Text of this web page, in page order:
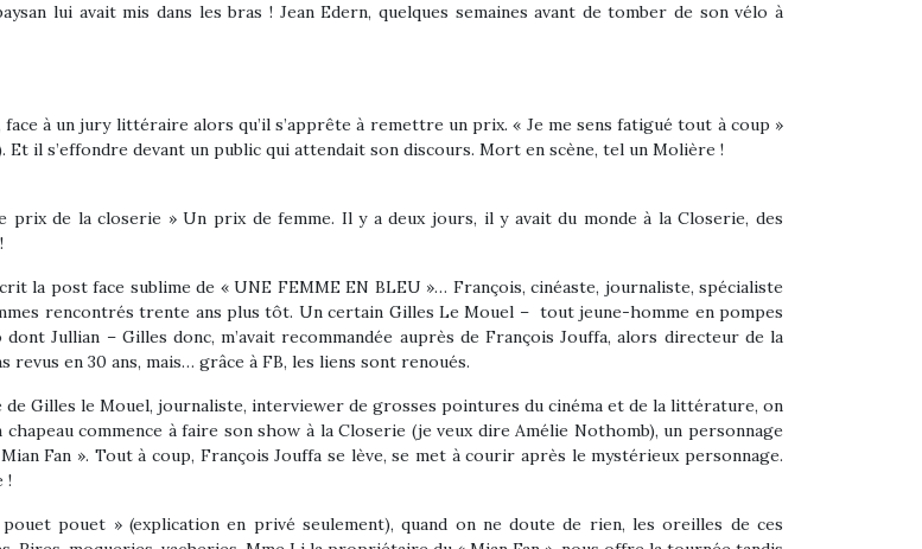
lui avait mis dans les bras ! Jean Edern, quelques semaines avant de tomber de son vélo à
à un jury littéraire alors qu’il s’apprête à remettre un prix. « Je me sens fatigué tout à coup »
Et il s’effondre devant un public qui attendait son discours. Mort en scène, tel un Molière !
de la closerie » Un prix de femme. Il y a deux jours, il y avait du monde à la Closerie, des
la post face sublime de « UNE FEMME EN BLEU »… François, cinéaste, journaliste, spécialiste
rencontrés trente ans plus tôt. Un certain Gilles Le Mouel – tout jeune-homme en pompes
Jullian – Gilles donc, m’avait recommandée auprès de François Jouffa, alors directeur de la
revus en 30 ans, mais… grâce à FB, les liens sont renoués.
de Gilles le Mouel, journaliste, interviewer de grosses pointures du cinéma et de la littérature, on
commence à faire son show à la Closerie (je veux dire Amélie Nothomb), un personnage
Fan ». Tout à coup, François Jouffa se lève, se met à courir après le mystérieux personnage.
!
pouet » (explication en privé seulement), quand on ne doute de rien, les oreilles de ces